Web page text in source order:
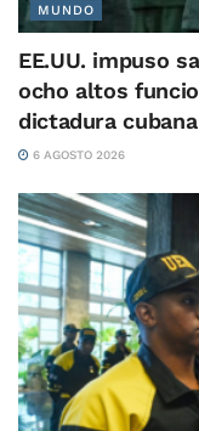
MUNDO
EE.UU. impuso
ocho altos
dictadura cubana
6 AGOSTO 2026